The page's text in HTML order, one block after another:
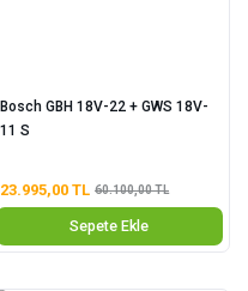
Bosch GBH 18V-22 + GWS 18V-
11 S
23.995,00 TL 60.100,00 TL
Sepete Ekle